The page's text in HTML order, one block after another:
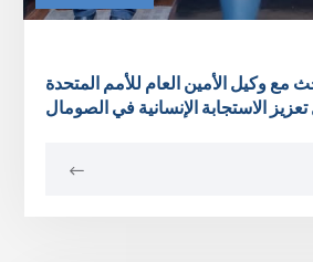
مع وكيل الأمين العام للأمم المتحدة
الاستجابة الإنسانية في الصومال